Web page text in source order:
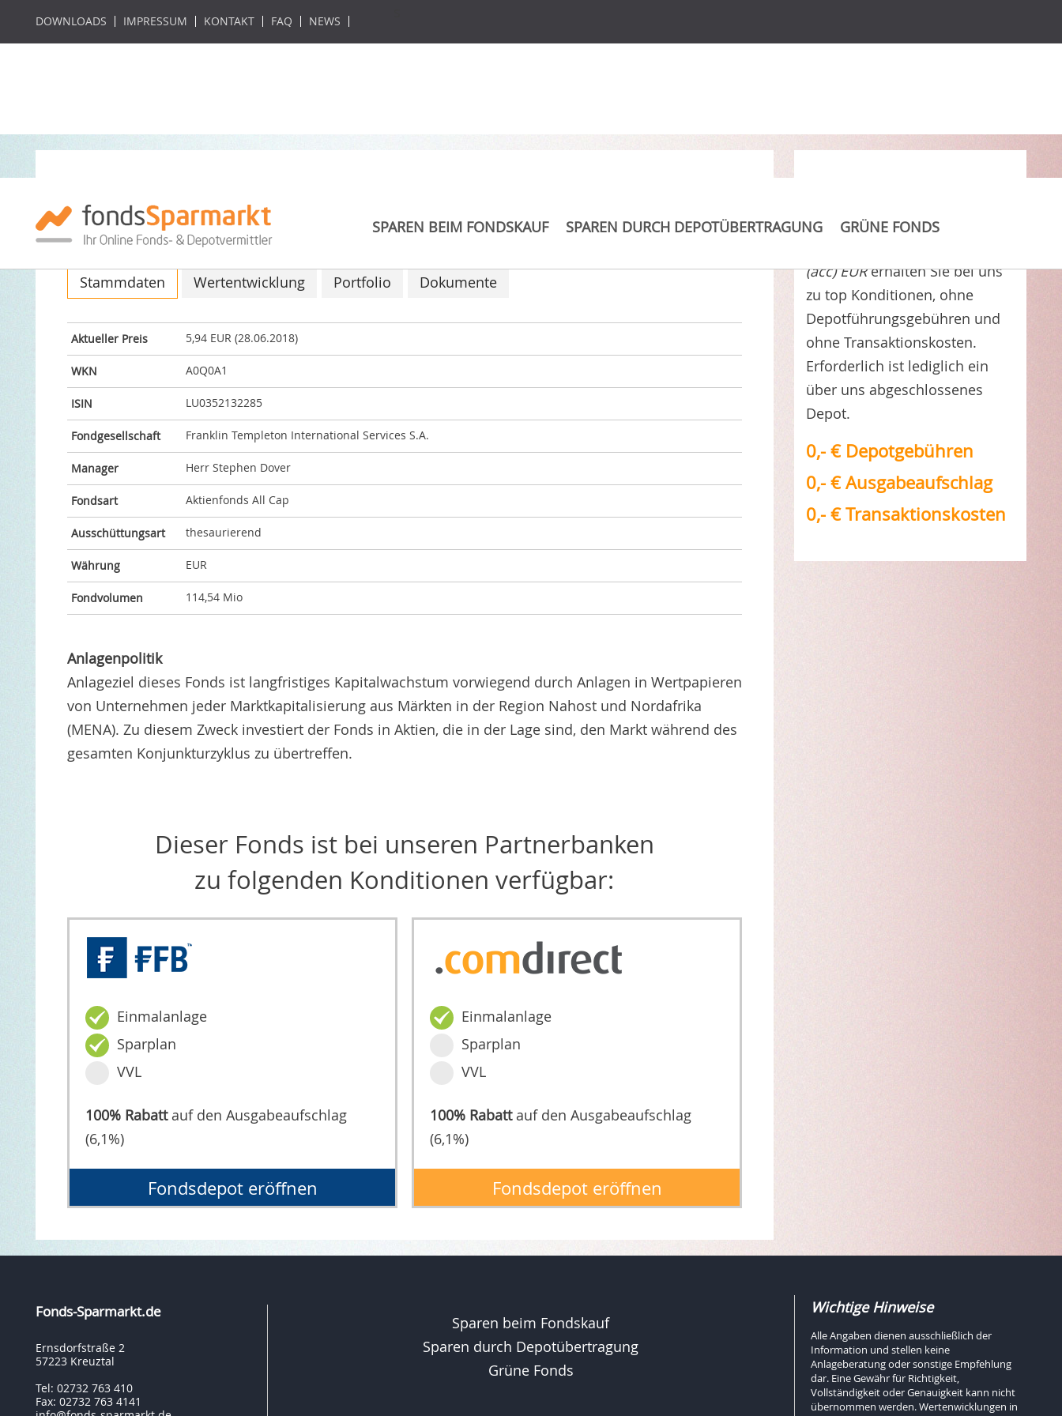
DOWNLOADS IMPRESSUM KONTAKT FAQ NEWS
SPAREN BEIM FONDSKAUF SPAREN DURCH DEPOTÜBERTRAGUNG GRÜNE FONDS
Franklin MENA Fund Class A (acc) EUR
ISIN: LU0352132285 / WKN: A0Q0A1
Stammdaten Wertentwicklung Portfolio Dokumente
Aktueller Preis 5,94 EUR (28.06.2018)
WKN A0Q0A1
ISIN LU0352132285
Fondgesellschaft Franklin Templeton International Services S.A.
Manager Herr Stephen Dover
Fondsart Aktienfonds All Cap
Ausschüttungsart thesaurierend
Währung EUR
Fondvolumen 114,54 Mio
Anlagenpolitik
Anlageziel dieses Fonds ist langfristiges Kapitalwachstum vorwiegend durch Anlagen in Wertpapieren
von Unternehmen jeder Marktkapitalisierung aus Märkten in der Region Nahost und Nordafrika
(MENA). Zu diesem Zweck investiert der Fonds in Aktien, die in der Lage sind, den Markt während des
gesamten Konjunkturzyklus zu übertreffen.
Dieser Fonds ist bei unseren Partnerbanken
zu folgenden Konditionen verfügbar:
Einmalanlage
Sparplan
VVL
100% Rabattauf den Ausgabeaufschlag
(6,1%)
Fondsdepot eröffnen
Einmalanlage
Sparplan
VVL
100% Rabattauf den Ausgabeaufschlag
(6,1%)
Fondsdepot eröffnen
(acc) EURerhalten Sie bei uns
zu top Konditionen, ohne
Depotführungsgebühren und
ohne Transaktionskosten.
Erforderlich ist lediglich ein
über uns abgeschlossenes
Depot.
0,- € Depotgebühren
0,- € Ausgabeaufschlag
0,- € Transaktionskosten
Fonds-Sparmarkt.de
Ernsdorfstraße 2
57223 Kreuztal
Tel: 02732 763 410
Fax: 02732 763 4141
Sparen beim Fondskauf
Sparen durch Depotübertragung
Grüne Fonds
Wichtige Hinweise
Alle Angaben dienen ausschließlich der
Information und stellen keine
Anlageberatung oder sonstige Empfehlung
dar. Eine Gewähr für Richtigkeit,
Vollständigkeit oder Genauigkeit kann nicht
übernommen werden. Wertenwicklungen in